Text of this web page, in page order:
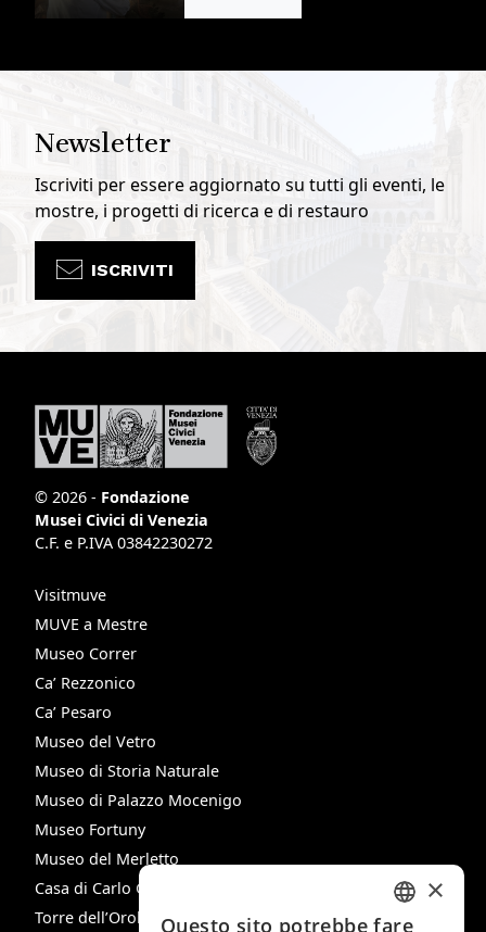
Newsletter
Iscriviti per essere aggiornato su tutti gli eventi, le
mostre, i progetti di ricerca e di restauro
ISCRIVITI
© 2026 - Fondazione
Musei Civici di Venezia
C.F. e P.IVA 03842230272
Visitmuve
MUVE a Mestre
Museo Correr
Ca’ Rezzonico
Ca’ Pesaro
Museo del Vetro
Museo di Storia Naturale
Museo di Palazzo Mocenigo
Museo Fortuny
Museo del Merletto
Casa di Carlo Goldoni
Torre dell’Orologio
×
Questo sito potrebbe fare